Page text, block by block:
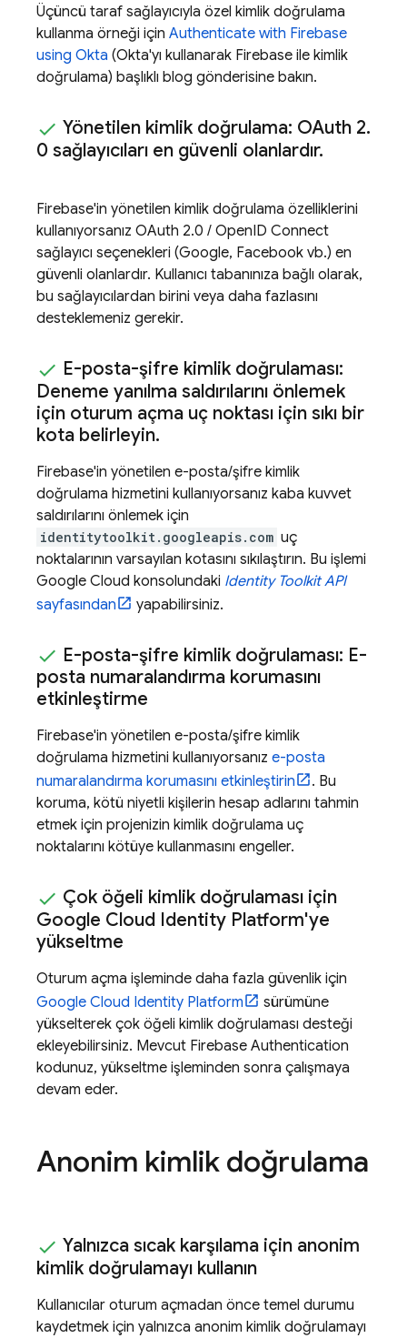
Üçüncü taraf sağlayıcıyla özel kimlik doğrulama
kullanma örneği için Authenticate with Firebase
using Okta (Okta'yı kullanarak Firebase ile kimlik
doğrulama) başlıklı blog gönderisine bakın.
Yönetilen kimlik doğrulama: OAuth 2.
0 sağlayıcıları en güvenli olanlardır.
Firebase'in yönetilen kimlik doğrulama özelliklerini
kullanıyorsanız OAuth 2.0 / OpenID Connect
sağlayıcı seçenekleri (Google, Facebook vb.) en
güvenli olanlardır. Kullanıcı tabanınıza bağlı olarak,
bu sağlayıcılardan birini veya daha fazlasını
desteklemeniz gerekir.
E-posta-şifre kimlik doğrulaması:
Deneme yanılma saldırılarını önlemek
için oturum açma uç noktası için sıkı bir
kota belirleyin.
Firebase'in yönetilen e-posta/şifre kimlik
doğrulama hizmetini kullanıyorsanız kaba kuvvet
saldırılarını önlemek için
identitytoolkit.googleapis.com uç
noktalarının varsayılan kotasını sıkılaştırın. Bu işlemi
Google Cloud konsolundaki Identity Toolkit API
sayfasından
yapabilirsiniz.
E-posta-şifre kimlik doğrulaması: E-
posta numaralandırma korumasını
etkinleştirme
Firebase'in yönetilen e-posta/şifre kimlik
doğrulama hizmetini kullanıyorsanız e-posta
numaralandırma korumasını etkinleştirin
. Bu
koruma, kötü niyetli kişilerin hesap adlarını tahmin
etmek için projenizin kimlik doğrulama uç
noktalarını kötüye kullanmasını engeller.
Çok öğeli kimlik doğrulaması için
Google Cloud Identity Platform'ye
yükseltme
Oturum açma işleminde daha fazla güvenlik için
Google Cloud Identity Platform
sürümüne
yükselterek çok öğeli kimlik doğrulaması desteği
ekleyebilirsiniz. Mevcut Firebase Authentication
kodunuz, yükseltme işleminden sonra çalışmaya
devam eder.
Anonim kimlik doğrulama
Yalnızca sıcak karşılama için anonim
kimlik doğrulamayı kullanın
Kullanıcılar oturum açmadan önce temel durumu
kaydetmek için yalnızca anonim kimlik doğrulamayı